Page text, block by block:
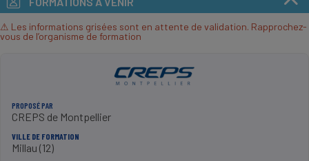
⚠ Les informations grisées sont en attente de validation. Rapprochez-
vous de l’organisme de formation
PROPOSÉ PAR
CREPS de Montpellier
VILLE DE FORMATION
Millau (12)